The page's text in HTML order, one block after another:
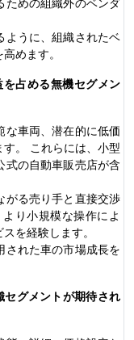
ための組織外のベンダ
ように、組織されたベ
めます。
占める無機セグメン
な車両、潜在的に低価
。 これらには、小型
式の自動車販売店が含
がる売り手と直接交渉
り小規模な操作によ
を経験します。
された車の市場成長を
グメントが期待され